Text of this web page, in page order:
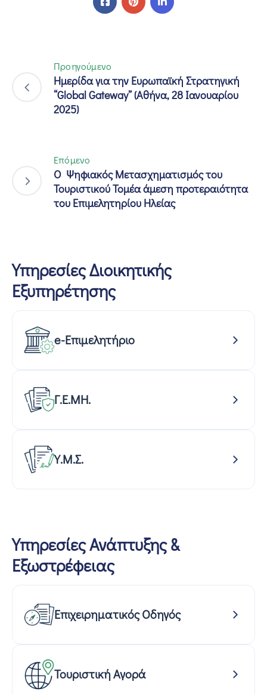
Προηγούμενο
Hμερίδα για την Ευρωπαϊκή Στρατηγική
“Global Gateway” (Αθήνα, 28 Ιανουαρίου
2025)
Επόμενο
Ο Ψηφιακός Μετασχηματισμός του
Τουριστικού Τομέα άμεση προτεραιότητα
του Επιμελητηρίου Ηλείας
Υπηρεσίες Διοικητικής
Εξυπηρέτησης
e-Επιμελητήριο
Γ.Ε.ΜΗ.
Υ.Μ.Σ.
Υπηρεσίες Ανάπτυξης &
Εξωστρέφειας
Επιχειρηματικός Οδηγός
Τουριστική Αγορά